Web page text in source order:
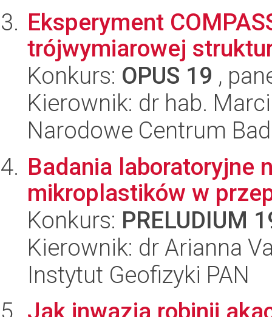
Eksperyment
trójwymiarowej
Konkurs: OPUS 19 ,
Kierownik: dr hab.
Narodowe Centrum
Badania laboratoryjne
mikroplastików w
Konkurs: PRELUDIUM
Kierownik: dr Arianna
Instytut Geofizyki PAN
Jak inwazja robinii